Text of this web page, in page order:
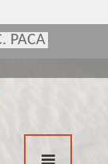
PACA
PACA